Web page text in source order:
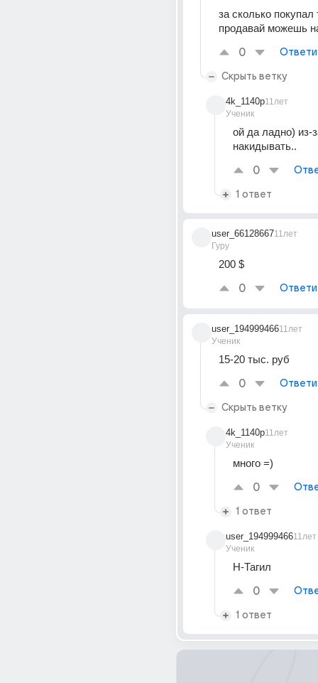
за сколько покупал
продавай можешь
0
Скрыть ветку
4k_1140p
Ученик
11лет
ой да ладно) из-
накидывать..
0
1 ответ
user_66128667
Гуру
11лет
200 $
0
user_194999466
Ученик
11лет
15-20 тыс. руб
0
Скрыть ветку
4k_1140p
Ученик
11лет
много =)
0
1 ответ
user_194999466
Ученик
11лет
Н-Тагил
0
1 ответ